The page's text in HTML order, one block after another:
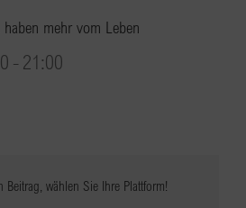
mehr vom Leben
- 21:00
Beitrag, wählen Sie Ihre Plattform!